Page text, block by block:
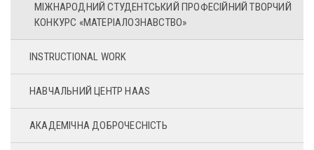
МІЖНАРОДНИЙ СТУДЕНТСЬКИЙ ПРОФЕСІЙНИЙ ТВОРЧИЙ
КОНКУРС «МАТЕРІАЛОЗНАВСТВО»
INSTRUCTIONAL WORK
НАВЧАЛЬНИЙ ЦЕНТР HAAS
АКАДЕМІЧНА ДОБРОЧЕСНІСТЬ